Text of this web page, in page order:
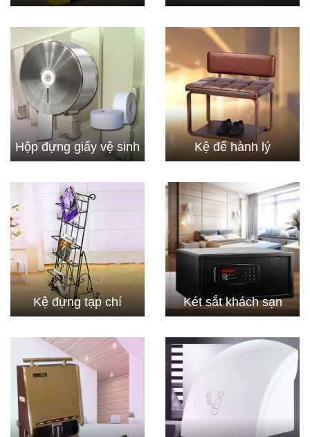
Hộp đựng giấy vệ sinh Kệ để hành lý
Kệ đựng tạp chí Két sắt khách sạn